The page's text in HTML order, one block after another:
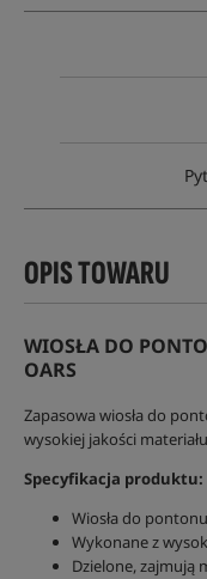
OPIS TOWARU
WIOSŁA DO
OARS
Zapasowa wiosła do
wysokiej jakości
Specyfikacja produktu:
Wiosła do
Wykonane z
Dzielone, zajmują